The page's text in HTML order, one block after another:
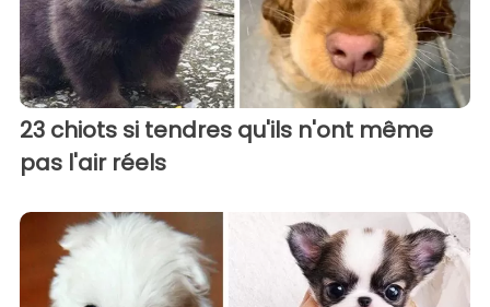
23 chiots si tendres qu'ils n'ont même
pas l'air réels